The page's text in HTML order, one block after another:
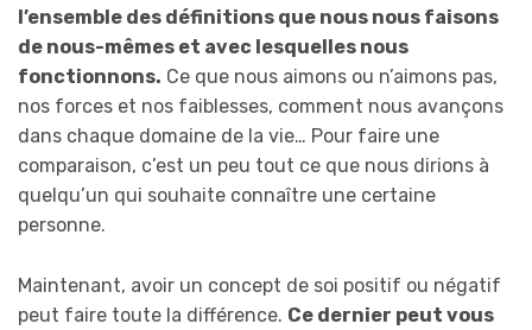
l’ensemble des définitions que nous nous faisons
de nous-mêmes et avec lesquelles nous
fonctionnons. Ce que nous aimons ou n’aimons pas,
nos forces et nos faiblesses, comment nous avançons
dans chaque domaine de la vie… Pour faire une
comparaison, c’est un peu tout ce que nous dirions à
quelqu’un qui souhaite connaître une certaine
personne.
Maintenant, avoir un concept de soi positif ou négatif
peut faire toute la différence. Ce dernier peut vous